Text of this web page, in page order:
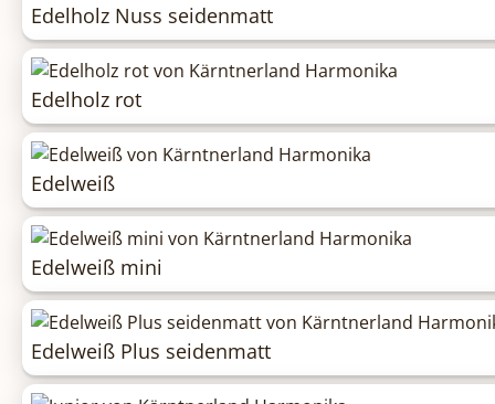
Edelholz Nuss seidenmatt
Edelholz rot
Edelweiß
Edelweiß mini
Edelweiß Plus seidenmatt